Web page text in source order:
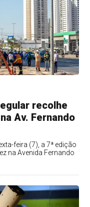
recolhe
Av. Fernando
feira (7), a 7ª edição
na Avenida Fernando